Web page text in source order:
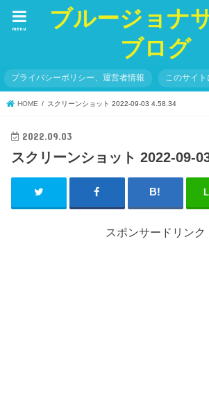
ブルージョナ
ブログ
menu
プライバシーポリシー、運営者情報 このサイ
HOME スクリーンショット 2022-09-03 4.58.34
2022.09.03
スクリーンショット 2022-09-
スポンサードリンク